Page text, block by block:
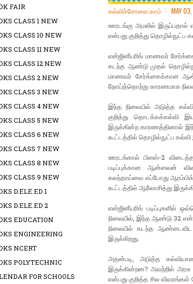
கல்விச்சோலை.காம் MAY
ஊரடங்கு அமலில்
என்பது குறித்து
என்ஜினீயரிங் மாணவர்
கடந்த ஆண்டு முதல்
மாணவர் சேர்க்கைக்கான
நோய்த்தொற்று காரணமாக
இந்த நிலையில் அடுத்த
குறித்து தொடக்கக்கல்வி
இருக்கின்ற காரணத்தினால்
கூட்டத்தில் தொழில்நுட்ப
ஊரடங்கால் பிளஸ்-2
படிப்புக்கான ஆன்லைன்
கலந்தாய்வை எப்போது
கூட்டத்தில் ஆலோசித்து
என்ஜினீயரிங் படிப்புகளில்
நிலையில், இந்த ஆண்டு 32
நிலையில் கடந்த
இருக்கிறது.
அதன்படி, அடுத்த
இருக்கின்றன? அவற்றில்
என்பது குறித்த சில
FAIR
CLASS 1 NEW
CLASS 10 NEW
CLASS 11 NEW
CLASS 12 NEW
CLASS 2 NEW
CLASS 3 NEW
CLASS 4 NEW
CLASS 5 NEW
CLASS 6 NEW
CLASS 7 NEW
CLASS 8 NEW
CLASS 9 NEW
D.ELE.ED 1
D.ELE.ED 2
EDUCATION
ENGINEERING
NCERT
POLYTECHNIC
FOR SCHOOLS